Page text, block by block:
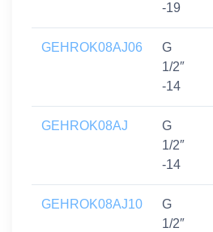
-19
GEHROK08AJ06
G
1/2″
-14
GEHROK08AJ
G
1/2″
-14
GEHROK08AJ10
G
1/2″